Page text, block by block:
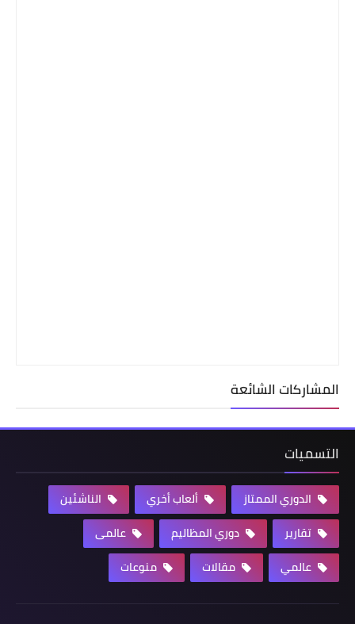
المشاركات الشائعة
التسميات
الدوري الممتاز ألعاب أخري
الناشئين
تقارير
دوري المظاليم
عالمى
عالمي
مقالات منوعات